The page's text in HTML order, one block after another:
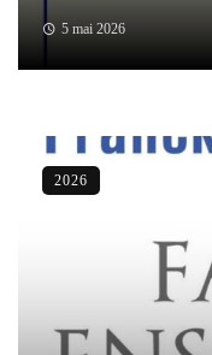
5 mai 2026
2026